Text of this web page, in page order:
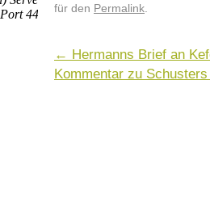
für den Permalink
← Hermanns Brief an
Kommentar zu